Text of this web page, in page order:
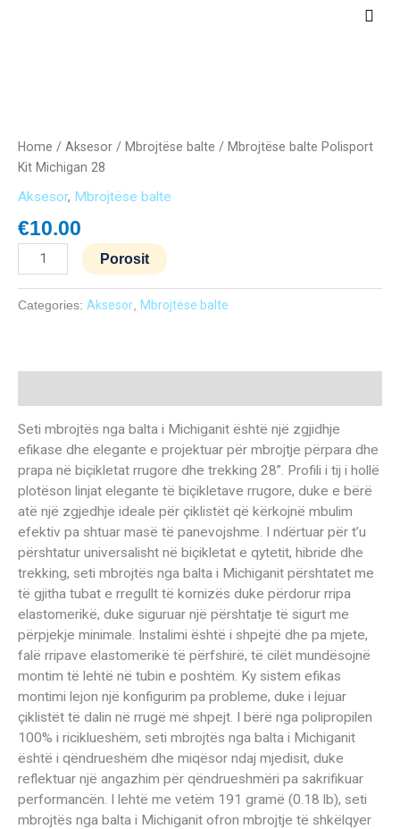
Main
Home / Aksesor / Mbrojtëse balte / Mbrojtëse balte Polisport
Kit Michigan 28
Aksesor, Mbrojtëse balte
€10.00
Polisport
Kit
Michigan
28
quantity
Porosit
Categories: Aksesor Mbrojtëse balte
Seti mbrojtës nga balta i Michiganit është një zgjidhje
efikase dhe elegante e projektuar për mbrojtje përpara dhe
prapa në biçikletat rrugore dhe trekking 28”. Profili i tij i hollë
plotëson linjat elegante të biçikletave rrugore, duke e bërë
atë një zgjedhje ideale për çiklistët që kërkojnë mbulim
efektiv pa shtuar masë të panevojshme. I ndërtuar për t’u
përshtatur universalisht në biçikletat e qytetit, hibride dhe
trekking, seti mbrojtës nga balta i Michiganit përshtatet me
të gjitha tubat e rregullt të kornizës duke përdorur rripa
elastomerikë, duke siguruar një përshtatje të sigurt me
përpjekje minimale. Instalimi është i shpejtë dhe pa mjete,
falë rripave elastomerikë të përfshirë, të cilët mundësojnë
montim të lehtë në tubin e poshtëm. Ky sistem efikas
montimi lejon një konfigurim pa probleme, duke i lejuar
çiklistët të dalin në rrugë më shpejt. I bërë nga polipropilen
100% i riciklueshëm, seti mbrojtës nga balta i Michiganit
është i qëndrueshëm dhe miqësor ndaj mjedisit, duke
reflektuar një angazhim për qëndrueshmëri pa sakrifikuar
performancën. I lehtë me vetëm 191 gramë (0.18 lb), seti
mbrojtës nga balta i Michiganit ofron mbrojtje të shkëlqyer